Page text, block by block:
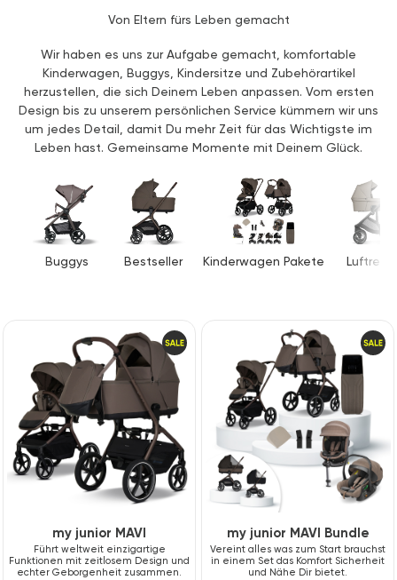
Von Eltern fürs Leben gemacht
Wir haben es uns zur Aufgabe gemacht, komfortable
Kinderwagen, Buggys, Kindersitze und Zubehörartikel
herzustellen, die sich Deinem Leben anpassen. Vom ersten
Design bis zu unserem persönlichen Service kümmern wir uns
um jedes Detail, damit Du mehr Zeit für das Wichtigste im
Leben hast. Gemeinsame Momente mit Deinem Glück.
Buggys Bestseller Kinderwagen Pakete
my junior MAVI
Führt weltweit einzigartige
Funktionen mit zeitlosem Design und
echter Geborgenheit zusammen.
my junior MAVI Bundle
Vereint alles was zum Start brauchst
in einem Set das Komfort Sicherheit
und Nähe Dir bietet.